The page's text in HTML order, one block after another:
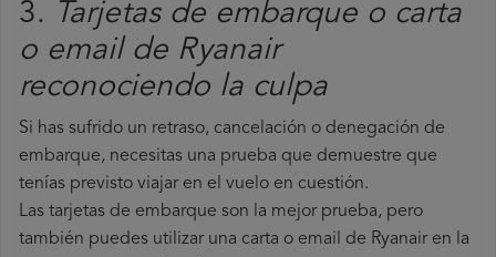
3.
Tarjetas de embarque o carta
o email de Ryanair
reconociendo la culpa
Si has sufrido un retraso, cancelación o denegación de
embarque, necesitas una prueba que demuestre que
tenías previsto viajar en el vuelo en cuestión.
Las tarjetas de embarque son la mejor prueba, pero
también puedes utilizar una carta o email de Ryanair en la